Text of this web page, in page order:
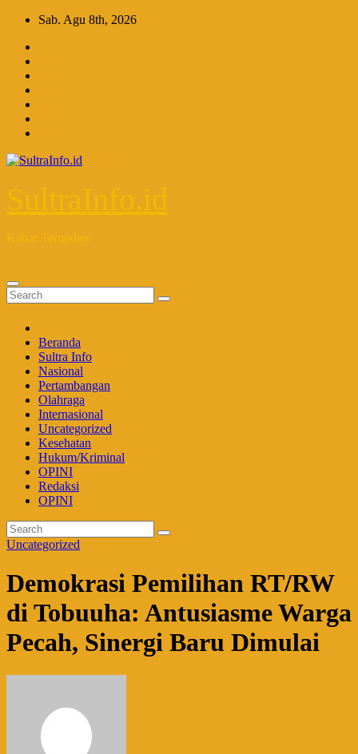
Skip
content
Sab. Agu 8th, 2026
SultraInfo.id
Kabar Terupdate
Beranda
Sultra Info
Nasional
Pertambangan
Olahraga
Internasional
Uncategorized
Kesehatan
Hukum/Kriminal
OPINI
Redaksi
OPINI
Uncategorized
Demokrasi Pemilihan RT/RW
di Tobuuha: Antusiasme Warga
Pecah, Sinergi Baru Dimulai